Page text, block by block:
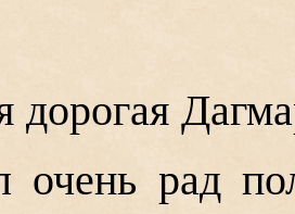
дорогая
очень рад